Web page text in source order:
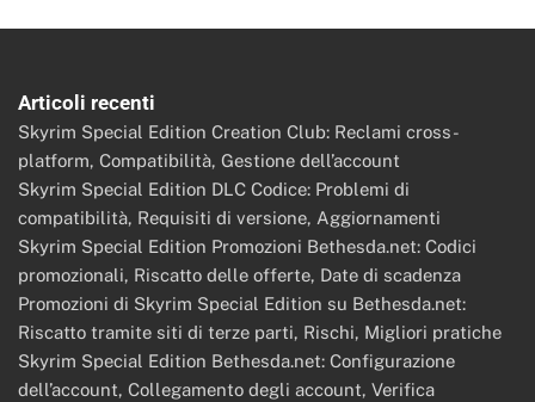
Articoli recenti
Skyrim Special Edition Creation Club: Reclami cross-
platform, Compatibilità, Gestione dell’account
Skyrim Special Edition DLC Codice: Problemi di
compatibilità, Requisiti di versione, Aggiornamenti
Skyrim Special Edition Promozioni Bethesda.net: Codici
promozionali, Riscatto delle offerte, Date di scadenza
Promozioni di Skyrim Special Edition su Bethesda.net:
Riscatto tramite siti di terze parti, Rischi, Migliori pratiche
Skyrim Special Edition Bethesda.net: Configurazione
dell’account, Collegamento degli account, Verifica